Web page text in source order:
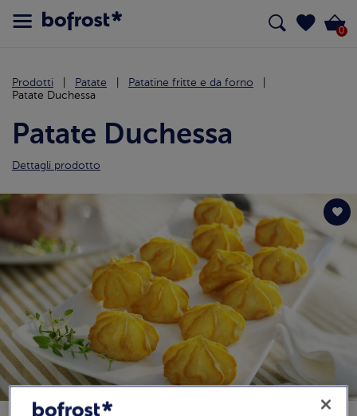
0
Prodotti Patate
Patatine fritte e da forno
Patate Duchessa
Patate Duchessa
Dettagli prodotto